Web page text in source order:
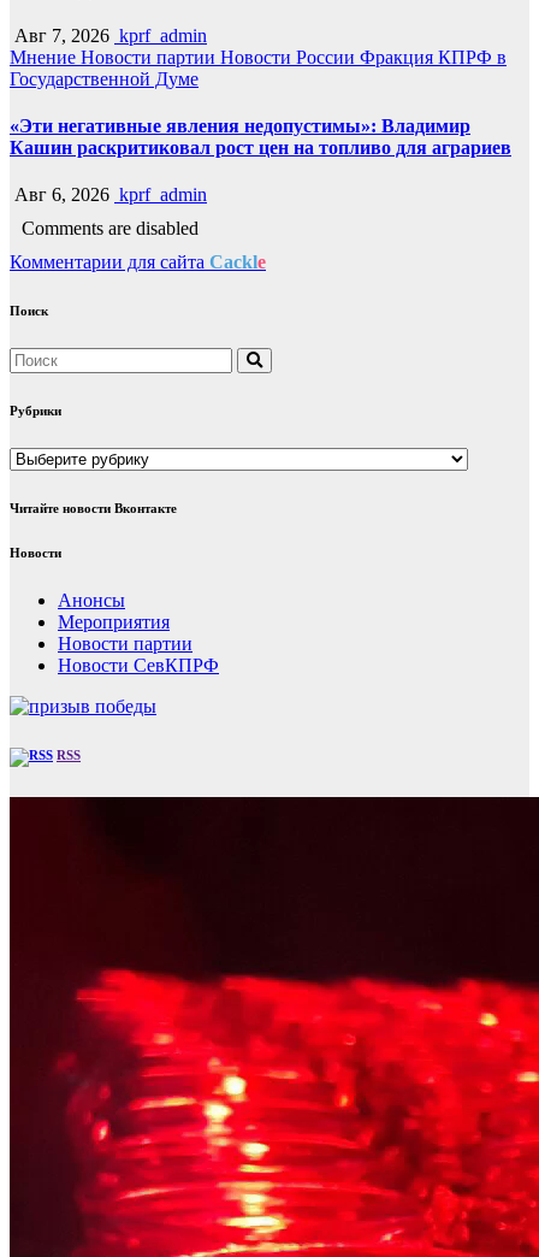
Авг 7, 2026 kprf_admin
Мнение Новости партии Новости России Фракция КПРФ в
Государственной Думе
«Эти негативные явления недопустимы»: Владимир
Кашин раскритиковал рост цен на топливо для аграриев
Авг 6, 2026 kprf_admin
Comments are disabled
Комментарии для сайта Cackle
Поиск
Рубрики
Рубрики
Читайте новости Вконтакте
Новости
Анонсы
Мероприятия
Новости партии
Новости СевКПРФ
RSS